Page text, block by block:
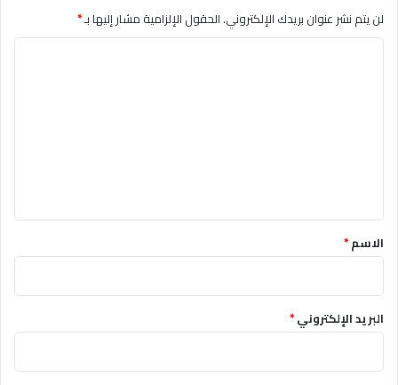
لن يتم نشر عنوان بريدك الإلكتروني.الحقول الإلزامية مشار إليها بـ*
*الاسم*
البريد الإلكتروني*